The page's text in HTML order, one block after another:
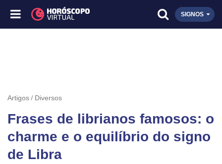
SIGNOS
Artigos Diversos
Frases de librianos famosos: o
charme e o equilíbrio do signo
de Libra